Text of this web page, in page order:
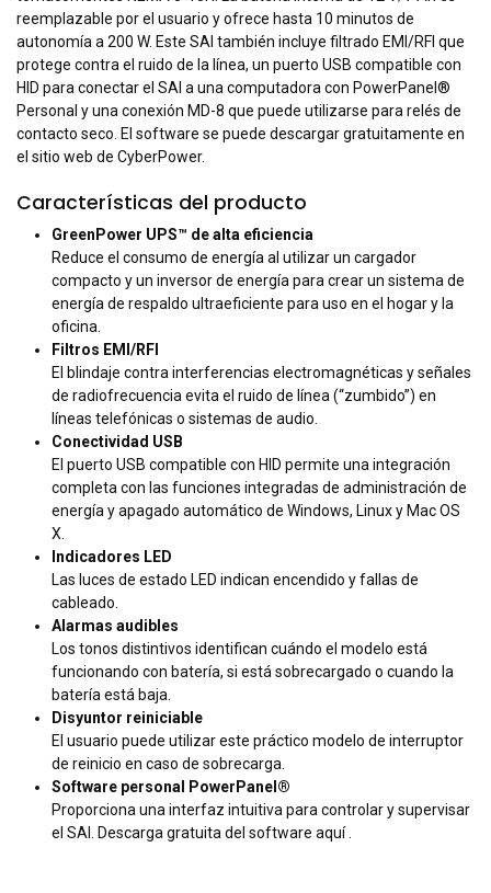
reemplazable por el usuario y ofrece hasta 10 minutos de
autonomía a 200 W. Este SAI también incluye filtrado EMI/RFI que
protege contra el ruido de la línea, un puerto USB compatible con
HID para conectar el SAI a una computadora con PowerPanel®
Personal y una conexión MD-8 que puede utilizarse para relés de
contacto seco. El software se puede descargar gratuitamente en
el sitio web de CyberPower.
Características del producto
GreenPower UPS™ de alta eficiencia
Reduce el consumo de energía al utilizar un cargador
compacto y un inversor de energía para crear un sistema de
energía de respaldo ultraeficiente para uso en el hogar y la
oficina.
Filtros EMI/RFI
El blindaje contra interferencias electromagnéticas y señales
de radiofrecuencia evita el ruido de línea (“zumbido”) en
líneas telefónicas o sistemas de audio.
Conectividad USB
El puerto USB compatible con HID permite una integración
completa con las funciones integradas de administración de
energía y apagado automático de Windows, Linux y Mac OS
X.
Indicadores LED
Las luces de estado LED indican encendido y fallas de
cableado.
Alarmas audibles
Los tonos distintivos identifican cuándo el modelo está
funcionando con batería, si está sobrecargado o cuando la
batería está baja.
Disyuntor reiniciable
El usuario puede utilizar este práctico modelo de interruptor
de reinicio en caso de sobrecarga.
Software personal PowerPanel®
Proporciona una interfaz intuitiva para controlar y supervisar
el SAI. Descarga gratuita del software aquí.